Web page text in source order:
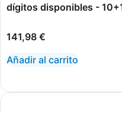
dígitos disponibles -
141,98 €
Añadir al carrito